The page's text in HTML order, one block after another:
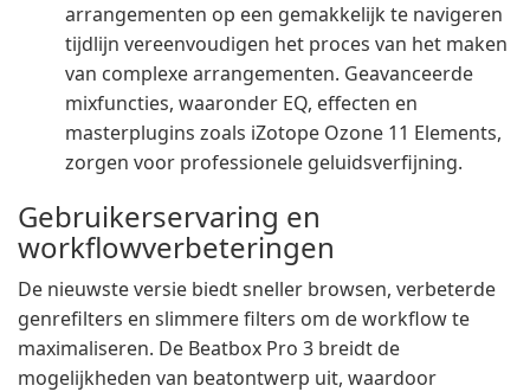
arrangementen op een gemakkelijk te navigeren
tijdlijn vereenvoudigen het proces van het maken
van complexe arrangementen. Geavanceerde
mixfuncties, waaronder EQ, effecten en
masterplugins zoals iZotope Ozone 11 Elements,
zorgen voor professionele geluidsverfijning.
Gebruikerservaring en
workflowverbeteringen
De nieuwste versie biedt sneller browsen, verbeterde
genrefilters en slimmere filters om de workflow te
maximaliseren. De Beatbox Pro 3 breidt de
mogelijkheden van beatontwerp uit, waardoor